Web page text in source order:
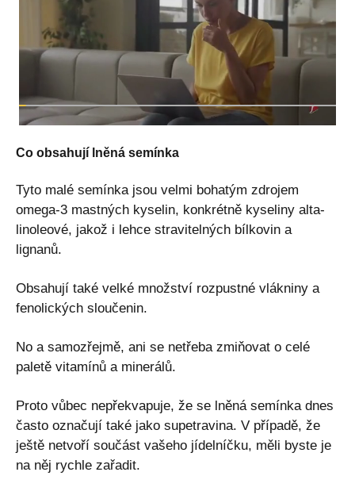
Co obsahují lněná semínka
Tyto malé semínka jsou velmi bohatým zdrojem
omega-3 mastných kyselin, konkrétně kyseliny alta-
linoleové, jakož i lehce stravitelných bílkovin a
lignanů.
Obsahují také velké množství rozpustné vlákniny a
fenolických sloučenin.
No a samozřejmě, ani se netřeba zmiňovat o celé
paletě vitamínů a minerálů.
Proto vůbec nepřekvapuje, že se lněná semínka dnes
často označují také jako supetravina. V případě, že
ještě netvoří součást vašeho jídelníčku, měli byste je
na něj rychle zařadit.